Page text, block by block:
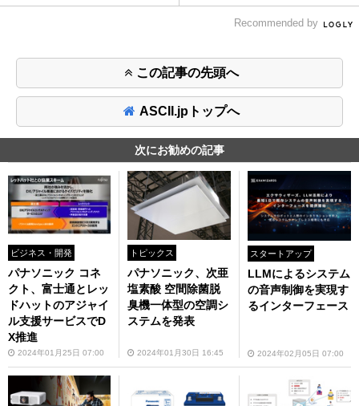
Recommended by
この記事の先頭へ
ASCII.jpトップへ
次にお勧めの記事
ビジネス・開発
パナソニック コネ
クト、富士通とレッ
ドハットのアジャイ
ル支援サービスでD
X推進
2024年01月25日 07:00
トピックス
パナソニック、次亜
塩素酸 空間除菌脱
臭機一体型の空調シ
ステムを発表
2024年01月30日 16:45
スタートアップ
LLMによるシステム
の音声制御を実現す
るインターフェース
2024年02月05日 07:00